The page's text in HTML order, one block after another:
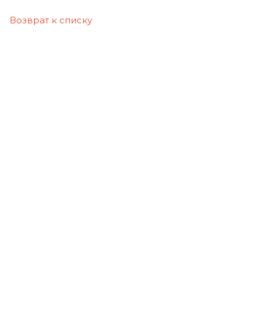
Возврат к списку